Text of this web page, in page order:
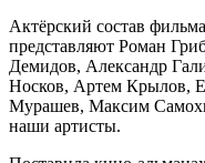
Актёрский состав
представляют Роман
Демидов, Александр
Носков, Артем Крылов,
Мурашев, Максим
наши артисты.